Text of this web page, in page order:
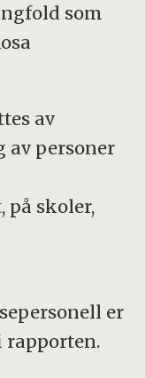
som
av
av personer
skoler,
er
rapporten.